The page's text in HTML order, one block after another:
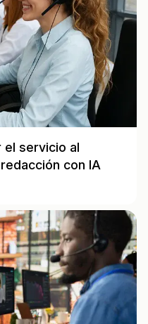
el servicio al
con IA